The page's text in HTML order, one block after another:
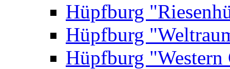
Hüpfburg
Hüpfburg
Hüpfburg